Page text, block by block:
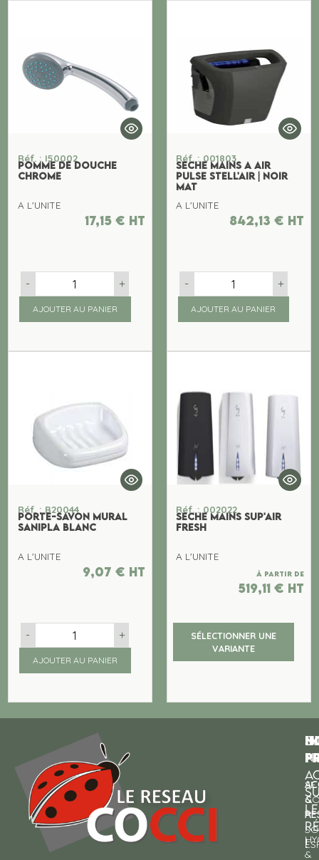
Réf. : I50002
POMME DE DOUCHE
CHROME
A L'UNITE
17,15 € ht
- +
AJOUTER AU PANIER
Réf. : 001803
SECHE MAINS A AIR
PULSE STELL'AIR | NOIR
MAT
A L'UNITE
842,13 € ht
- +
AJOUTER AU PANIER
Réf. : B20044
PORTE-SAVON MURAL
SANIPLA BLANC
A L'UNITE
9,07 € ht
- +
AJOUTER AU PANIER
Réf. : 002022
SECHE MAINS SUP'AIR
FRESH
A L'UNITE
À partir de
519,11 € ht
SÉLECTIONNER UNE
VARIANTE
&
&
SE
À
!